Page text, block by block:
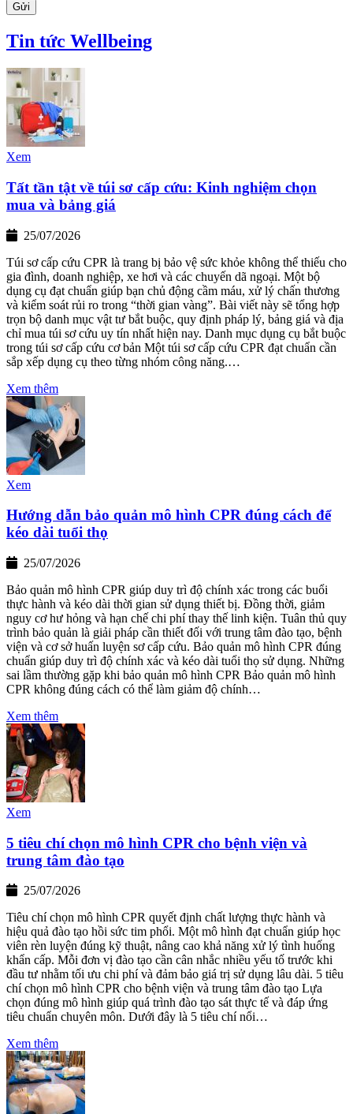
Gửi
Tin tức Wellbeing
Xem
Tất tần tật về túi sơ cấp cứu: Kinh nghiệm chọn
mua và bảng giá
25/07/2026
Túi sơ cấp cứu CPR là trang bị bảo vệ sức khỏe không thể thiếu cho
gia đình, doanh nghiệp, xe hơi và các chuyến dã ngoại. Một bộ
dụng cụ đạt chuẩn giúp bạn chủ động cầm máu, xử lý chấn thương
và kiểm soát rủi ro trong “thời gian vàng”. Bài viết này sẽ tổng hợp
trọn bộ danh mục vật tư bắt buộc, quy định pháp lý, bảng giá và địa
chỉ mua túi sơ cứu uy tín nhất hiện nay. Danh mục dụng cụ bắt buộc
trong túi sơ cấp cứu cơ bản Một túi sơ cấp cứu CPR đạt chuẩn cần
sắp xếp dụng cụ theo từng nhóm công năng.…
Xem thêm
Xem
Hướng dẫn bảo quản mô hình CPR đúng cách để
kéo dài tuổi thọ
25/07/2026
Bảo quản mô hình CPR giúp duy trì độ chính xác trong các buổi
thực hành và kéo dài thời gian sử dụng thiết bị. Đồng thời, giảm
nguy cơ hư hỏng và hạn chế chi phí thay thế linh kiện. Tuân thủ quy
trình bảo quản là giải pháp cần thiết đối với trung tâm đào tạo, bệnh
viện và cơ sở huấn luyện sơ cấp cứu. Bảo quản mô hình CPR đúng
chuẩn giúp duy trì độ chính xác và kéo dài tuổi thọ sử dụng. Những
sai lầm thường gặp khi bảo quản mô hình CPR Bảo quản mô hình
CPR không đúng cách có thể làm giảm độ chính…
Xem thêm
Xem
5 tiêu chí chọn mô hình CPR cho bệnh viện và
trung tâm đào tạo
25/07/2026
Tiêu chí chọn mô hình CPR quyết định chất lượng thực hành và
hiệu quả đào tạo hồi sức tim phổi. Một mô hình đạt chuẩn giúp học
viên rèn luyện đúng kỹ thuật, nâng cao khả năng xử lý tình huống
khẩn cấp. Mỗi đơn vị đào tạo cần cân nhắc nhiều yếu tố trước khi
đầu tư nhằm tối ưu chi phí và đảm bảo giá trị sử dụng lâu dài. 5 tiêu
chí chọn mô hình CPR cho bệnh viện và trung tâm đào tạo Lựa
chọn đúng mô hình giúp quá trình đào tạo sát thực tế và đáp ứng
tiêu chuẩn chuyên môn. Dưới đây là 5 tiêu chí nổi…
Xem thêm